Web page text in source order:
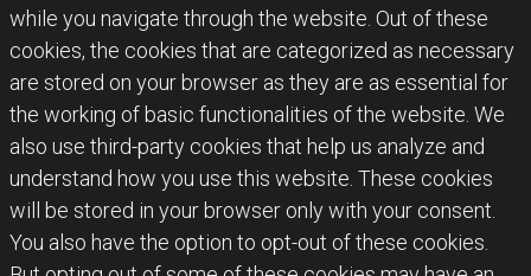
while you navigate through the website. Out of these
cookies, the cookies that are categorized as necessary
are stored on your browser as they are as essential for
the working of basic functionalities of the website. We
also use third-party cookies that help us analyze and
understand how you use this website. These cookies
will be stored in your browser only with your consent.
You also have the option to opt-out of these cookies.